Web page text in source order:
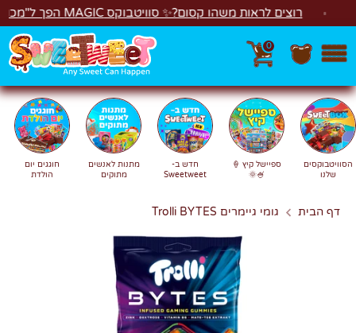
רוצים לראות משהו קסום?✨ סוויטבוקס MAGIC הפך ל"מכונת משחקים"! 🎁🕹️
0
חפשחיפוש
הסוויטבוקסים
שלנו
ספיישל קיץ 🍦
🍧🌞
חדש ב-
Sweetweet
מתנות לאנשים
מתוקים
חוגגים יום
הולדת
דף הבית גומי גיימרים Trolli BYTES